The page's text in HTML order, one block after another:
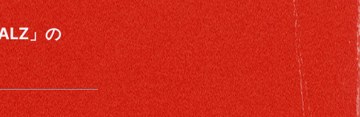
」の